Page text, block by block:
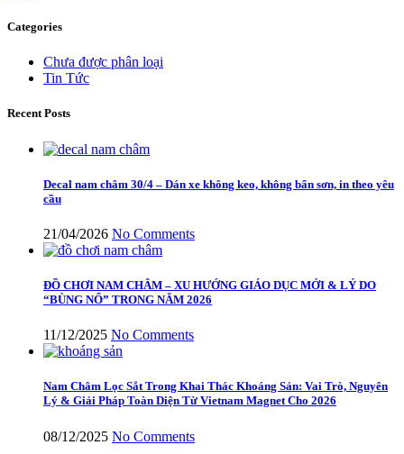
Categories
Chưa được phân loại
Tin Tức
Recent Posts
Decal nam châm 30/4 – Dán xe không keo, không bẩn sơn, in theo yêu
cầu
21/04/2026 No Comments
ĐỒ CHƠI NAM CHÂM – XU HƯỚNG GIÁO DỤC MỚI & LÝ DO
“BÙNG NỔ” TRONG NĂM 2026
11/12/2025 No Comments
Nam Châm Lọc Sắt Trong Khai Thác Khoáng Sản: Vai Trò, Nguyên
Lý & Giải Pháp Toàn Diện Từ Vietnam Magnet Cho 2026
08/12/2025 No Comments